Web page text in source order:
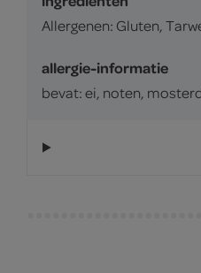
Allergenen: Gluten,
allergie-informatie
bevat: ei, noten,